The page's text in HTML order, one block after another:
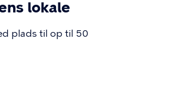
lokale
plads til op til 50